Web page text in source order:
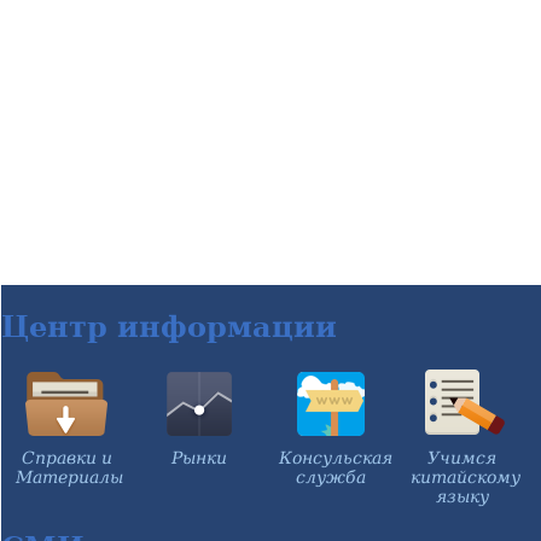
Центр информации
Справки и
Материалы
Рынки
Консульская
служба
Учимся
китайскому
языку